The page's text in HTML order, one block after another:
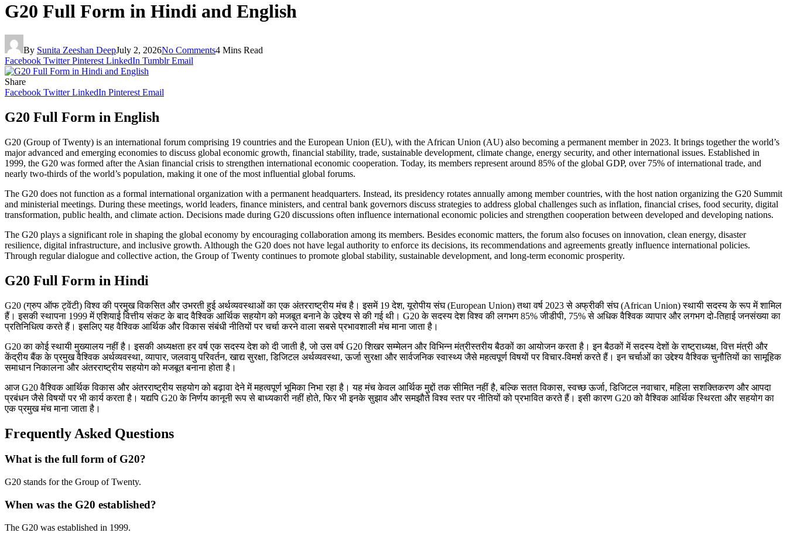
G20 Full Form in Hindi and English
By Sunita Zeeshan DeepJuly 2, 2026No Comments4 Mins Read
Facebook Twitter Pinterest LinkedIn Tumblr Email
Share
Facebook Twitter LinkedIn Pinterest Email
G20 Full Form in English
G20 (Group of Twenty) is an international forum comprising 19 countries and the European Union (EU), with the African Union (AU) also becoming a permanent member in 2023. It brings together the world’s
major advanced and emerging economies to discuss global economic growth, financial stability, trade, sustainable development, climate change, energy security, and other international issues. Established in
1999, the G20 was formed after the Asian financial crisis to strengthen international economic cooperation. Today, its members represent around 85% of the global GDP, over 75% of international trade, and
nearly two-thirds of the world’s population, making it one of the most influential global forums.
The G20 does not function as a formal international organization with a permanent headquarters. Instead, its presidency rotates annually among member countries, with the host nation organizing the G20 Summit
and ministerial meetings. During these meetings, world leaders, finance ministers, and central bank governors discuss strategies to address global challenges such as inflation, financial crises, food security, digital
transformation, public health, and climate action. Decisions made during G20 discussions often influence international economic policies and strengthen cooperation between developed and developing nations.
The G20 plays a significant role in shaping the global economy by encouraging collaboration among its members. Besides economic matters, the forum also focuses on innovation, clean energy, disaster
resilience, digital infrastructure, and inclusive growth. Although the G20 does not have legal authority to enforce its decisions, its recommendations and agreements greatly influence international policies.
Through regular dialogue and collective action, the Group of Twenty continues to promote global stability, sustainable development, and long-term economic prosperity.
G20 Full Form in Hindi
G20 (ग्रुप ऑफ ट्वेंटी) विश्व की प्रमुख विकसित और उभरती हुई अर्थव्यवस्थाओं का एक अंतरराष्ट्रीय मंच है। इसमें 19 देश, यूरोपीय संघ (European Union) तथा वर्ष 2023 से अफ्रीकी संघ (African Union) स्थायी सदस्य के रूप में शामिल
हैं। इसकी स्थापना 1999 में एशियाई वित्तीय संकट के बाद वैश्विक आर्थिक सहयोग को मजबूत बनाने के उद्देश्य से की गई थी। G20 के सदस्य देश विश्व की लगभग 85% जीडीपी, 75% से अधिक वैश्विक व्यापार और लगभग दो-तिहाई जनसंख्या का
प्रतिनिधित्व करते हैं। इसलिए यह वैश्विक आर्थिक और विकास संबंधी नीतियों पर चर्चा करने वाला सबसे प्रभावशाली मंच माना जाता है।
G20 का कोई स्थायी मुख्यालय नहीं है। इसकी अध्यक्षता हर वर्ष एक सदस्य देश को दी जाती है, जो उस वर्ष G20 शिखर सम्मेलन और विभिन्न मंत्रीस्तरीय बैठकों का आयोजन करता है। इन बैठकों में सदस्य देशों के राष्ट्राध्यक्ष, वित्त मंत्री और
केंद्रीय बैंक के प्रमुख वैश्विक अर्थव्यवस्था, व्यापार, जलवायु परिवर्तन, खाद्य सुरक्षा, डिजिटल अर्थव्यवस्था, ऊर्जा सुरक्षा और सार्वजनिक स्वास्थ्य जैसे महत्वपूर्ण विषयों पर विचार-विमर्श करते हैं। इन चर्चाओं का उद्देश्य वैश्विक चुनौतियों का सामूहिक
समाधान निकालना और अंतरराष्ट्रीय सहयोग को मजबूत बनाना होता है।
आज G20 वैश्विक आर्थिक विकास और अंतरराष्ट्रीय सहयोग को बढ़ावा देने में महत्वपूर्ण भूमिका निभा रहा है। यह मंच केवल आर्थिक मुद्दों तक सीमित नहीं है, बल्कि सतत विकास, स्वच्छ ऊर्जा, डिजिटल नवाचार, महिला सशक्तिकरण और आपदा
प्रबंधन जैसे विषयों पर भी कार्य करता है। यद्यपि G20 के निर्णय कानूनी रूप से बाध्यकारी नहीं होते, फिर भी इनके सुझाव और समझौते विश्व स्तर पर नीतियों को प्रभावित करते हैं। इसी कारण G20 को वैश्विक आर्थिक स्थिरता और सहयोग का
एक प्रमुख मंच माना जाता है।
Frequently Asked Questions
What is the full form of G20?
G20 stands for the Group of Twenty.
When was the G20 established?
The G20 was established in 1999.